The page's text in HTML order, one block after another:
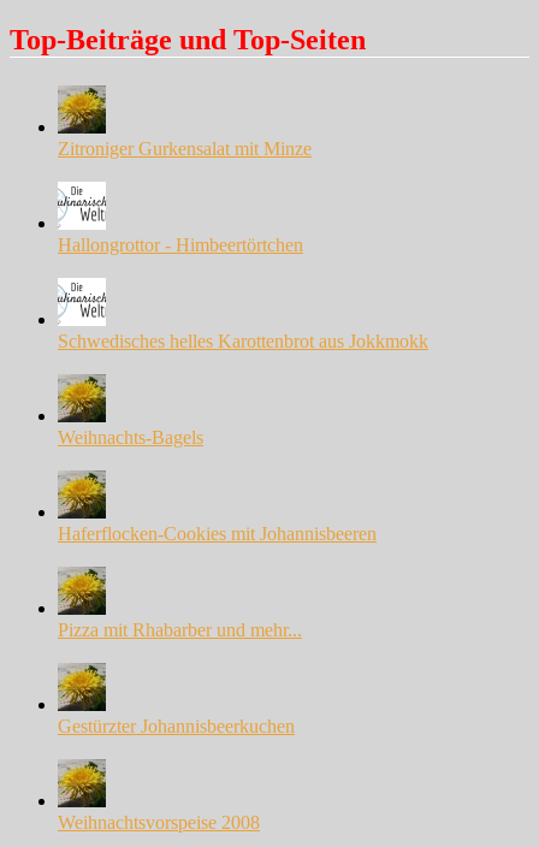
Top-Beiträge und Top-Seiten
Zitroniger Gurkensalat mit Minze
Hallongrottor - Himbeertörtchen
Schwedisches helles Karottenbrot aus Jokkmokk
Weihnachts-Bagels
Haferflocken-Cookies mit Johannisbeeren
Pizza mit Rhabarber und mehr...
Gestürzter Johannisbeerkuchen
Weihnachtsvorspeise 2008